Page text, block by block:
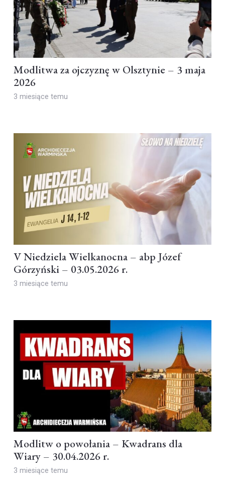
Modlitwa za ojczyznę w Olsztynie – 3 maja
2026
3 miesiące temu
V Niedziela Wielkanocna – abp Józef
Górzyński – 03.05.2026 r.
3 miesiące temu
Modlitw o powołania – Kwadrans dla
Wiary – 30.04.2026 r.
3 miesiące temu